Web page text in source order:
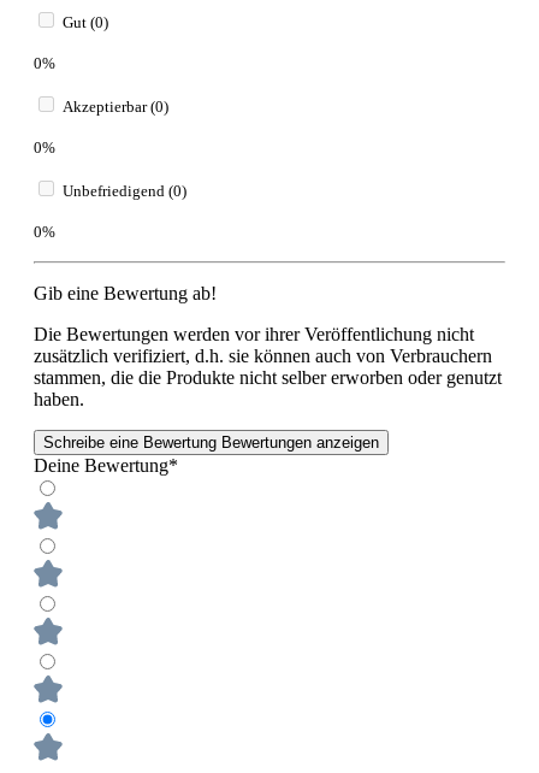
Gut (0)
0%
Akzeptierbar (0)
0%
Unbefriedigend (0)
0%
Gib eine Bewertung ab!
Die Bewertungen werden vor ihrer Veröffentlichung nicht
zusätzlich verifiziert, d.h. sie können auch von Verbrauchern
stammen, die die Produkte nicht selber erworben oder genutzt
haben.
Schreibe eine Bewertung Bewertungen anzeigen
Deine Bewertung*